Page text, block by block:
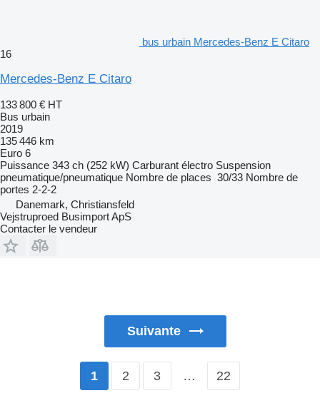
bus urbain Mercedes-Benz E Citaro
16
Mercedes-Benz E Citaro
133 800 € HT
Bus urbain
2019
135 446 km
Euro 6
Puissance 343 ch (252 kW) Carburant électro Suspension
pneumatique/pneumatique Nombre de places 30/33 Nombre de
portes 2-2-2
Danemark, Christiansfeld
Vejstruproed Busimport ApS
Contacter le vendeur
Suivante
1 2 3 … 22